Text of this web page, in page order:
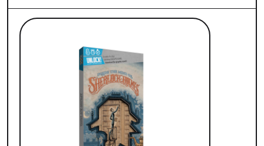
Liste de produits suggérés: Votre